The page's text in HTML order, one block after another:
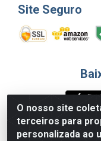
O nosso site
terceiros para
personalizada ao
Site Seguro